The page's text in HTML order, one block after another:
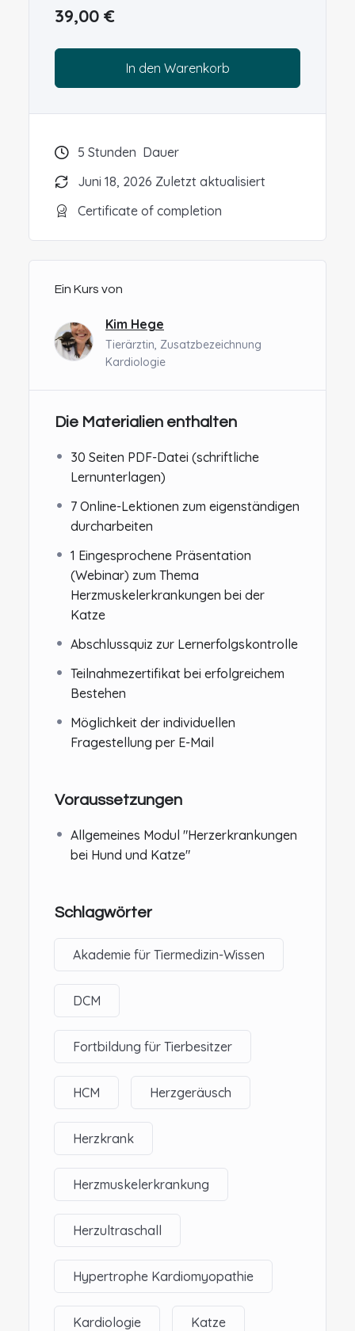
39,00 €
In den Warenkorb
5 Stunden Dauer
Juni 18, 2026 Zuletzt aktualisiert
Certificate of completion
Ein Kurs von
Kim Hege
Tierärztin, Zusatzbezeichnung
Kardiologie
Die Materialien enthalten
30 Seiten PDF-Datei (schriftliche
Lernunterlagen)
7 Online-Lektionen zum eigenständigen
durcharbeiten
1 Eingesprochene Präsentation
(Webinar) zum Thema
Herzmuskelerkrankungen bei der
Katze
Abschlussquiz zur Lernerfolgskontrolle
Teilnahmezertifikat bei erfolgreichem
Bestehen
Möglichkeit der individuellen
Fragestellung per E-Mail
Voraussetzungen
Allgemeines Modul "Herzerkrankungen
bei Hund und Katze"
Schlagwörter
Akademie für Tiermedizin-Wissen
DCM
Fortbildung für Tierbesitzer
HCM Herzgeräusch
Herzkrank
Herzmuskelerkrankung
Herzultraschall
Hypertrophe Kardiomyopathie
Kardiologie Katze